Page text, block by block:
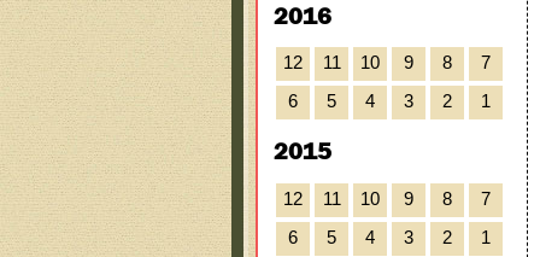
2016
12 11 10 9 8
7
6
5 4 3 2 1
2015
12 11 10 9 8
7
6
5 4 3 2 1